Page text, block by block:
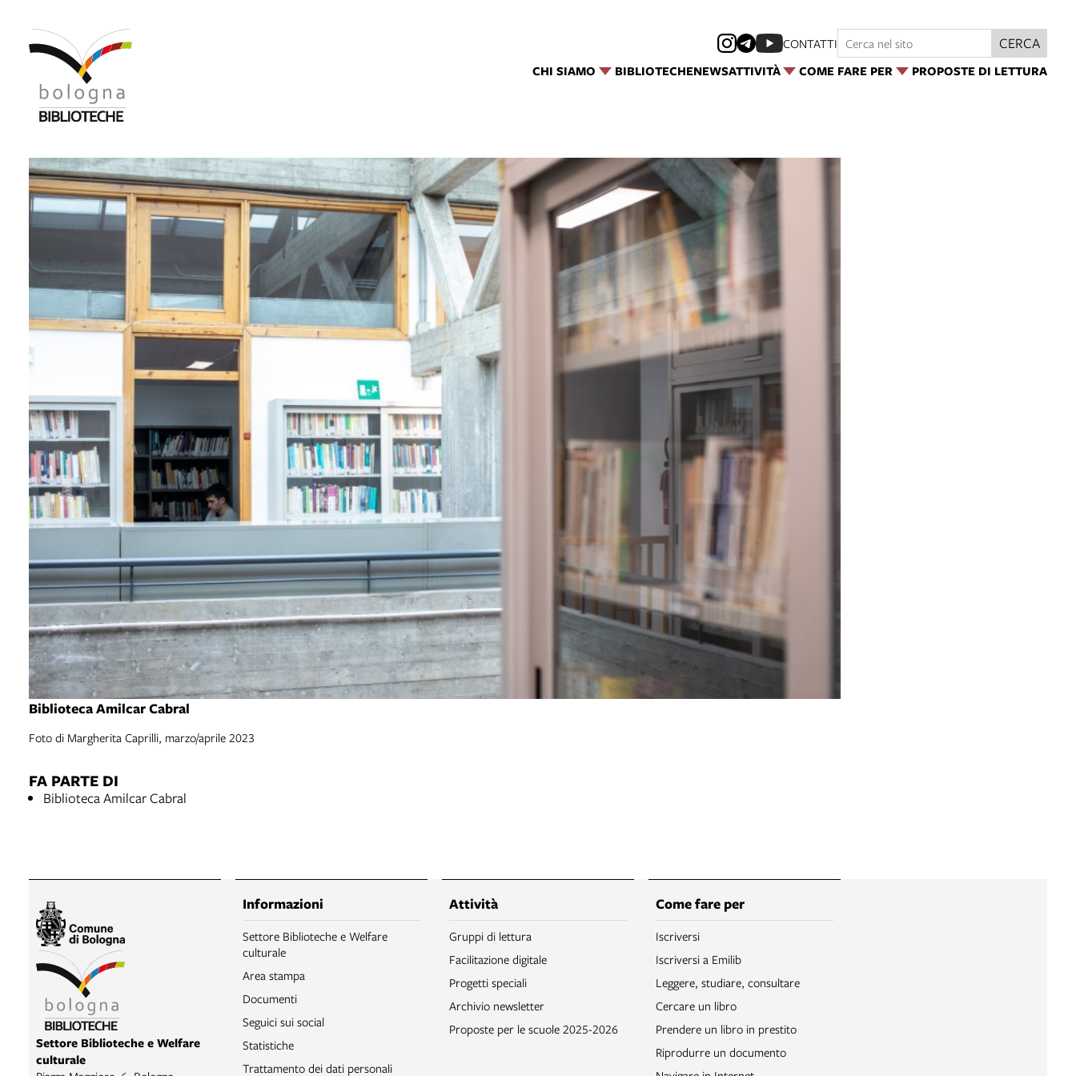
CHI SIAMO BIBLIOTECHENEWSATTIVITÀ COME FARE PER PROPOSTE DI LETTURA
CONTATTI CERCA
Biblioteca Amilcar Cabral
Foto di Margherita Caprilli, marzo/aprile 2023
FA PARTE DI
Biblioteca Amilcar Cabral
Settore Biblioteche e Welfare
culturale
Informazioni
Settore Biblioteche e Welfare
culturale
Area stampa
Documenti
Seguici sui social
Statistiche
Trattamento dei dati personali
Attività
Gruppi di lettura
Facilitazione digitale
Progetti speciali
Archivio newsletter
Proposte per le scuole 2025-2026
Come fare per
Iscriversi
Iscriversi a Emilib
Leggere, studiare, consultare
Cercare un libro
Prendere un libro in prestito
Riprodurre un documento